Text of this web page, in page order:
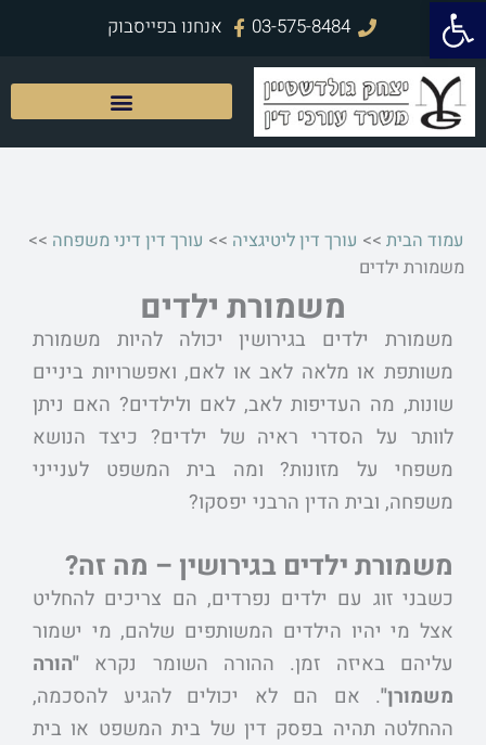
פתח סרגל נגישות
דילוג
לתוכן
03-575-8484 אנחנו בפייסבוק
עמוד הבית >> עורך דין ליטיגציה >> עורך דין דיני משפחה >>
משמורת ילדים
משמורת ילדים
משמורת ילדים בגירושין יכולה להיות משמורת
משותפת או מלאה לאב או לאם, ואפשרויות ביניים
שונות, מה העדיפות לאב, לאם ולילדים? האם ניתן
לוותר על הסדרי ראיה של ילדים? כיצד הנושא
משפחי על מזונות? ומה בית המשפט לענייני
משפחה, ובית הדין הרבני יפסקו?
משמורת ילדים בגירושין – מה זה?
כשבני זוג עם ילדים נפרדים, הם צריכים להחליט
אצל מי יהיו הילדים המשותפים שלהם, מי ישמור
עליהם באיזה זמן. ההורה השומר נקרא "הורה
משמורן". אם הם לא יכולים להגיע להסכמה,
ההחלטה תהיה בפסק דין של בית המשפט או בית